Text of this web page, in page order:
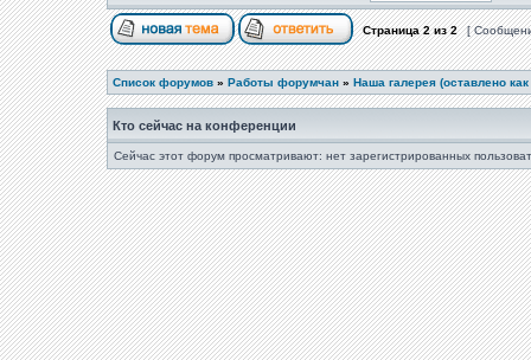
Страница2из2 [
Список форумов » Работы форумчан » Наша галерея (оставлено
Кто сейчас на конференции
Сейчас этот форум просматривают: нет зарегистрированных